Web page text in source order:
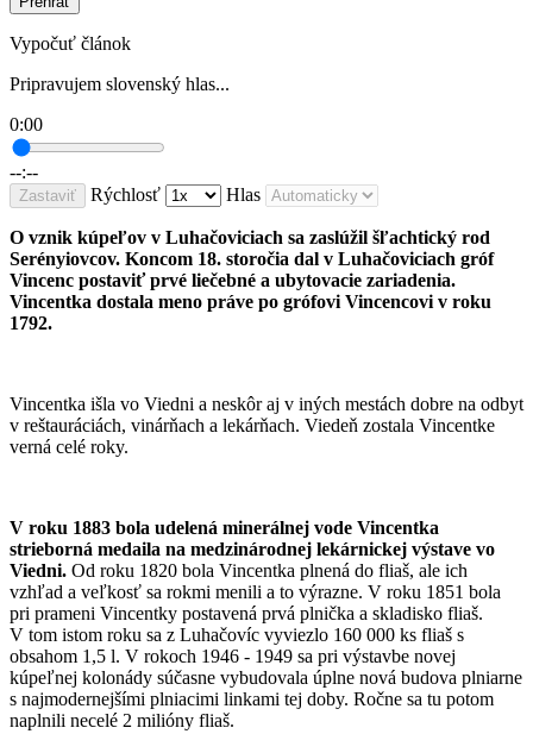
Vypočuť článok
Pripravujem slovenský hlas...
0:00
--:--
Zastaviť Rýchlosť Hlas
O vznik kúpeľov v Luhačoviciach sa zaslúžil šľachtický rod
Serényiovcov. Koncom 18. storočia dal v Luhačoviciach gróf
Vincenc postaviť prvé liečebné a ubytovacie zariadenia.
Vincentka dostala meno práve po grófovi Vincencovi v roku
1792.
Vincentka išla vo Viedni a neskôr aj v iných mestách dobre na odbyt
v reštauráciách, vinárňach a lekárňach. Viedeň zostala Vincentke
verná celé roky.
V roku 1883 bola udelená minerálnej vode Vincentka
strieborná medaila na medzinárodnej lekárnickej výstave vo
Viedni. Od roku 1820 bola Vincentka plnená do fliaš, ale ich
vzhľad a veľkosť sa rokmi menili a to výrazne. V roku 1851 bola
pri prameni Vincentky postavená prvá plnička a skladisko fliaš.
V tom istom roku sa z Luhačovíc vyviezlo 160 000 ks fliaš s
obsahom 1,5 l. V rokoch 1946 - 1949 sa pri výstavbe novej
kúpeľnej kolonády súčasne vybudovala úplne nová budova plniarne
s najmodernejšími plniacimi linkami tej doby. Ročne sa tu potom
naplnili necelé 2 milióny fliaš.